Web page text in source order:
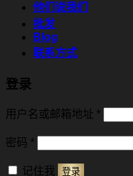
他们说我们
批发
Blog
联系方式
登录
用户名或邮箱地址 *必
密码 *必
记住我
登录